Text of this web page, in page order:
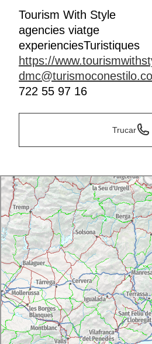
Tourism With Style
agencies viatge
experienciesTuristiques
https://
722 55 97 16
Trucar